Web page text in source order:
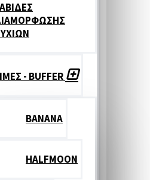
- BUFFER
BANANA
HALFMOON